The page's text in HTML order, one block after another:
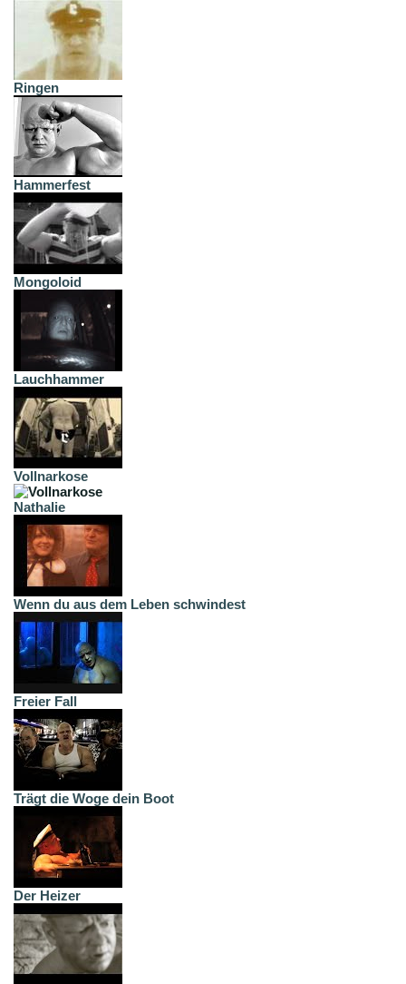
Ringen
Hammerfest
Mongoloid
Lauchhammer
Vollnarkose
Nathalie
Wenn du aus dem Leben schwindest
Freier Fall
Trägt die Woge dein Boot
Der Heizer